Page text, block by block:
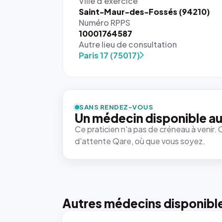
Saint-Maur-des-Fossés (94210)
Numéro RPPS
10001764587
Autre lieu de consultation
Paris 17 (75017)
SANS RENDEZ-VOUS
Un médecin disponible
Ce praticien n'a pas de créneau à
d'attente Qare, où que vous soyez.
Autres médecins
rendue par
`.profile-
picture`,
et un
rapport 1:1
qui reste
juste à
photo est
recadrée